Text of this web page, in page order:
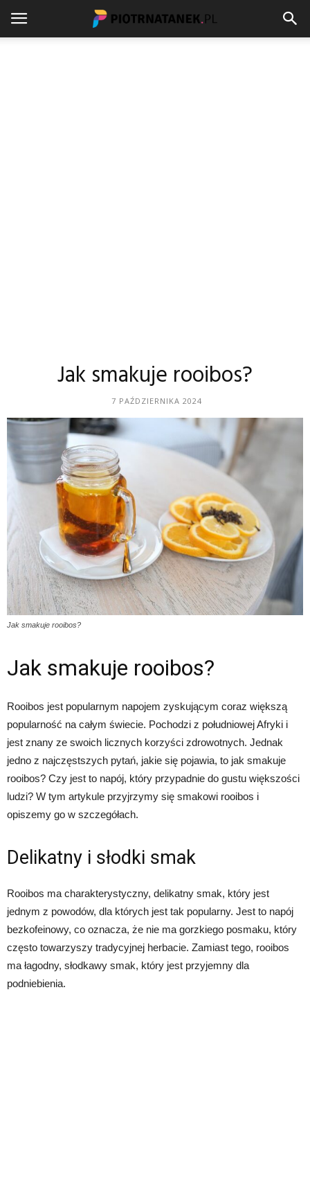
Jak smakuje rooibos?
7 PAŹDZIERNIKA 2024
Jak smakuje rooibos?
Jak smakuje rooibos?
Rooibos jest popularnym napojem zyskującym coraz większą
popularność na całym świecie. Pochodzi z południowej Afryki i
jest znany ze swoich licznych korzyści zdrowotnych. Jednak
jedno z najczęstszych pytań, jakie się pojawia, to jak smakuje
rooibos? Czy jest to napój, który przypadnie do gustu większości
ludzi? W tym artykule przyjrzymy się smakowi rooibos i
opiszemy go w szczegółach.
Delikatny i słodki smak
Rooibos ma charakterystyczny, delikatny smak, który jest
jednym z powodów, dla których jest tak popularny. Jest to napój
bezkofeinowy, co oznacza, że nie ma gorzkiego posmaku, który
często towarzyszy tradycyjnej herbacie. Zamiast tego, rooibos
ma łagodny, słodkawy smak, który jest przyjemny dla
podniebienia.